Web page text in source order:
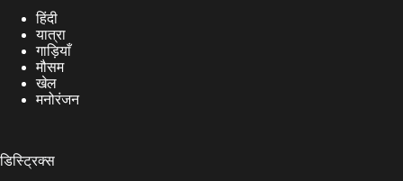
हिंदी
यात्रा
गाड़ियाँ
मौसम
खेल
मनोरंजन
डिस्ट्रिक्स